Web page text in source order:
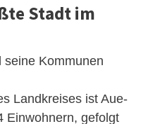
Stadt im
seine Kommunen
Landkreises ist Aue-
Einwohnern, gefolgt